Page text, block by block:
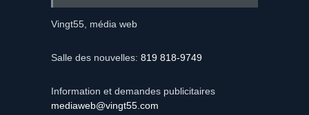
Vingt55, média web
Salle des nouvelles: 819 818-9749
Information et demandes publicitaires
mediaweb@vingt55.com